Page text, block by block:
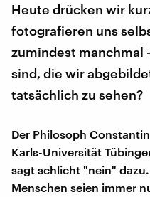
Heute drücken wir
fotografieren uns
zumindest manchmal
sind, die wir
tatsächlich zu sehen?
Der Philosoph
Karls-Universität
sagt schlicht "nein"
Menschen seien immer